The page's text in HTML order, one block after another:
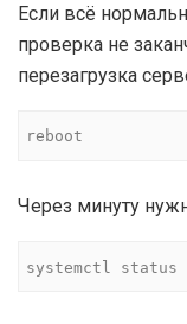
Если всё
проверка не
перезагрузка
reboot
Через минуту
systemctl status